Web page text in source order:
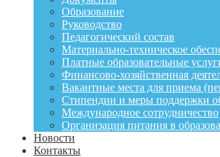
Образование
Руководство
Педагогический состав
Материально-техническое
Платные образовательные
Финансово-хозяйственная
Вакантные места для приема
Стипендии и меры поддержки
Международное сотрудничество
Организация питания в
Новости
Контакты